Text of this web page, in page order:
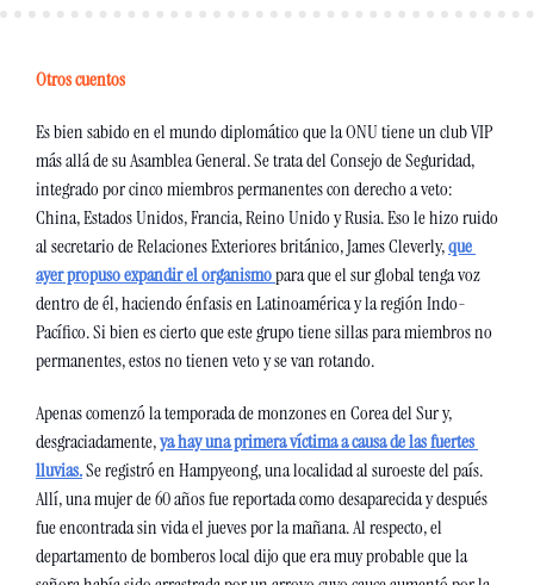
Otros cuentos
Es bien sabido en el mundo diplomático que la ONU tiene un club VIP
más allá de su Asamblea General. Se trata del Consejo de Seguridad,
integrado por cinco miembros permanentes con derecho a veto:
China, Estados Unidos, Francia, Reino Unido y Rusia. Eso le hizo ruido
al secretario de Relaciones Exteriores británico, James Cleverly, que
ayer propuso expandir el organismo para que el sur global tenga voz
dentro de él, haciendo énfasis en Latinoamérica y la región Indo-
Pacífico. Si bien es cierto que este grupo tiene sillas para miembros no
permanentes, estos no tienen veto y se van rotando.
Apenas comenzó la temporada de monzones en Corea del Sur y,
desgraciadamente, ya hay una primera víctima a causa de las fuertes
lluvias. Se registró en Hampyeong, una localidad al suroeste del país.
Allí, una mujer de 60 años fue reportada como desaparecida y después
fue encontrada sin vida el jueves por la mañana. Al respecto, el
departamento de bomberos local dijo que era muy probable que la